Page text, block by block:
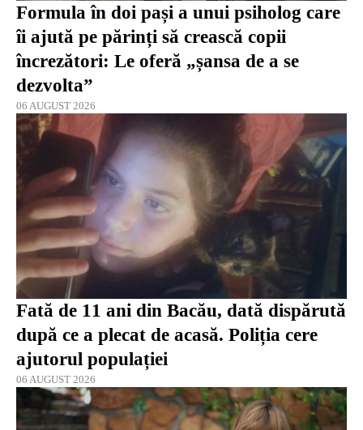
Formula în doi pași a unui psiholog care
îi ajută pe părinți să crească copii
încrezători: Le oferă „șansa de a se
dezvolta”
06 AUGUST 2026
Fată de 11 ani din Bacău, dată dispărută
după ce a plecat de acasă. Poliția cere
ajutorul populației
06 AUGUST 2026